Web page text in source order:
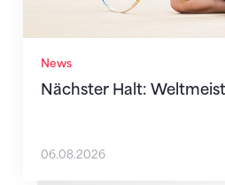
News
Nächster Halt:
06.08.2026